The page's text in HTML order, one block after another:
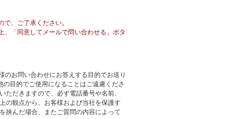
、ご了承ください。
「同意してメールで問い合わせる」ボタ
のお問い合わせにお答えする目的でお送り
目的でご使用になることはご遠慮くださ
だきますので、必ず電話番号や名前、
の観点から、お客様および当社を保護す
挟んだ場合、またご質問の内容によって